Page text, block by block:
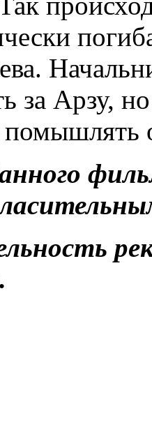
за Арзу,